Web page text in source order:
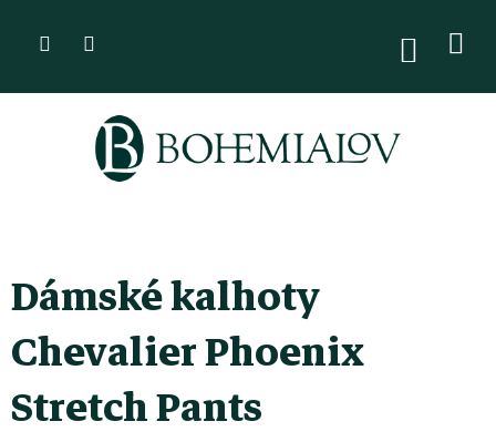
Dámské kalhoty
Chevalier Phoenix
Stretch Pants